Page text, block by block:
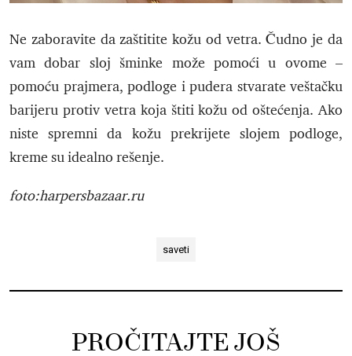
Ne zaboravite da zaštitite kožu od vetra. Čudno je da
vam dobar sloj šminke može pomoći u ovome –
pomoću prajmera, podloge i pudera stvarate veštačku
barijeru protiv vetra koja štiti kožu od oštećenja. Ako
niste spremni da kožu prekrijete slojem podloge,
kreme su idealno rešenje.
foto:harpersbazaar.ru
saveti
PROČITAJTE JOŠ